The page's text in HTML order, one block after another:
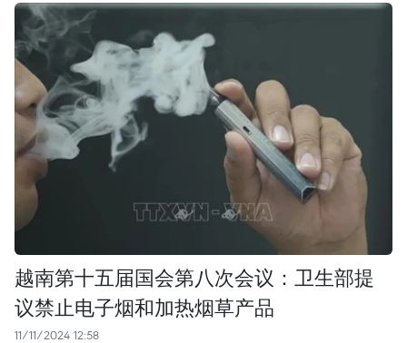
越南第十五届国会第八次会议：卫生部提
议禁止电子烟和加热烟草产品
11/11/2024 12:58